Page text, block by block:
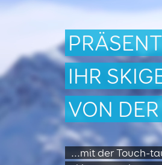
IHR
VON
...mit der Touch-